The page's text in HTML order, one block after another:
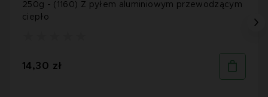
250g - (1160) Z pyłem aluminiowym przewodzącym
ciepło
14,30 zł